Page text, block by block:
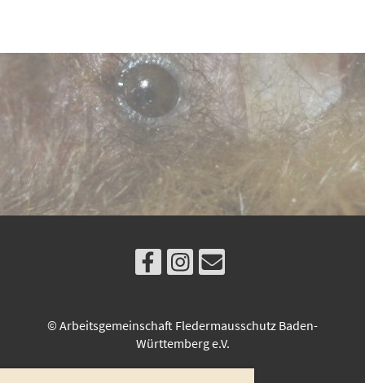
© Arbeitsgemeinschaft Fledermausschutz Baden-
Württemberg e.V.